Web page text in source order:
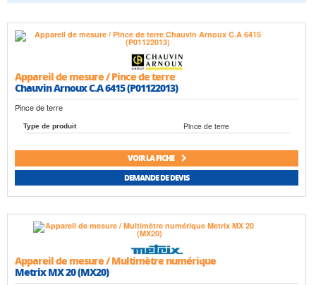
Appareil de mesure / Pince de terre
Chauvin Arnoux C.A 6415 (P01122013)
Pince de terre
Type de produit Pince de terre
VOIR LA FICHE
DEMANDE DE DEVIS
Appareil de mesure / Multimètre numérique
Metrix MX 20 (MX20)